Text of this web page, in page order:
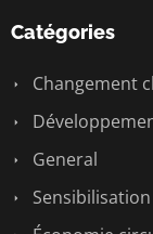
Catégories
Changement
General